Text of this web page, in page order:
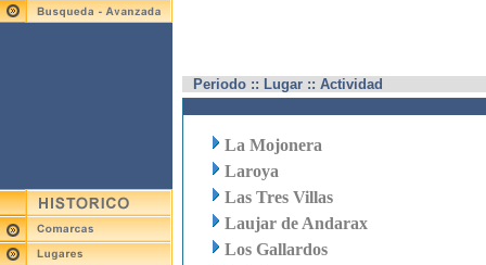
Periodo :: Lugar :: Actividad
La Mojonera
Laroya
Las Tres Villas
Laujar de Andarax
Los Gallardos